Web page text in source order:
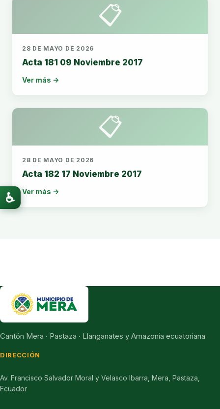
📋
28 DE MAYO DE 2026
Acta 181 09 Noviembre 2017
Ver más →
📋
28 DE MAYO DE 2026
Acta 182 17 Noviembre 2017
Ver más →
Cantón Mera · Pastaza · Llanganates y Amazonía ecuatoriana
DIRECCIÓN
Av. Francisco Salvador Moral y Velasco Ibarra, Mera, Pastaza,
Ecuador
♿